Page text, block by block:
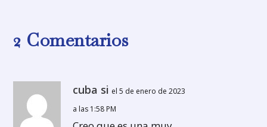
2 Comentarios
cuba si el 5 de enero de 2023
a las 1:58 PM